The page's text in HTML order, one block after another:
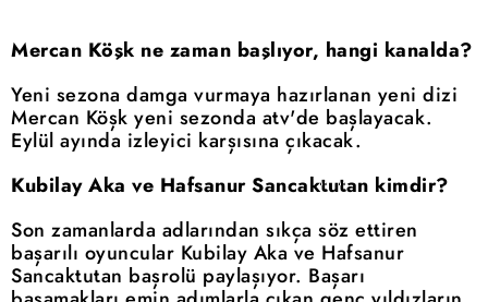
Mercan Köşk ne zaman başlıyor, hangi kanalda?
Yeni sezona damga vurmaya hazırlanan yeni dizi
Mercan Köşk yeni sezonda atv'de başlayacak.
Eylül ayında izleyici karşısına çıkacak.
Kubilay Aka ve Hafsanur Sancaktutan kimdir?
Son zamanlarda adlarından sıkça söz ettiren
başarılı oyuncular Kubilay Aka ve Hafsanur
Sancaktutan başrolü paylaşıyor. Başarı